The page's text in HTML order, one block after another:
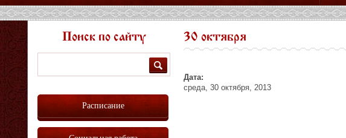
30 октября
Дата:
среда, 30 октября, 2013
Поиск по сайту
Расписание